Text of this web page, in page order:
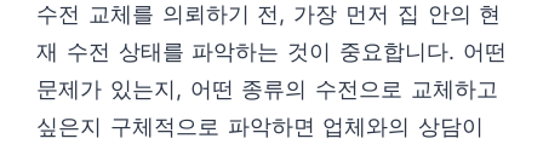
수전 교체를 의뢰하기 전, 가장 먼저 집 안의 현
재 수전 상태를 파악하는 것이 중요합니다. 어떤
문제가 있는지, 어떤 종류의 수전으로 교체하고
싶은지 구체적으로 파악하면 업체와의 상담이